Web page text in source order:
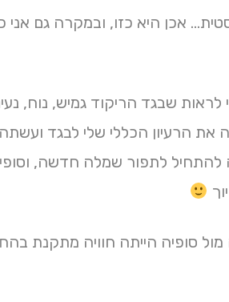
אכן היא כזו, ובמקרה גם
לראות שבגד הריקוד גמיש, נוח,
הרעיון הכללי שלי לבגד
לתפור שמלה חדשה,
סופיה הייתה חוויה מתקנת